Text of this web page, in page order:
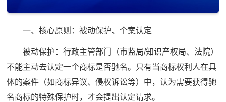
一、核心原则：被动保护、个案认定
被动保护：行政主管部门（市监局/知识产权局、法院）
不能主动去认定一个商标是否驰名。只有当商标权利人在具
体的案件（如商标异议、侵权诉讼等）中，认为需要获得驰
名商标的特殊保护时，才会提出认定请求。